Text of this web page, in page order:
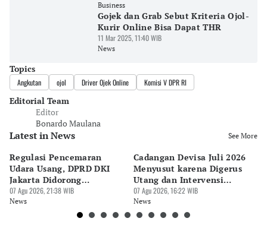
Business
Gojek dan Grab Sebut Kriteria Ojol-
Kurir Online Bisa Dapat THR
11 Mar 2025, 11:40 WIB
News
Topics
Angkutan ojol Driver Ojek Online Komisi V DPR RI
Editorial Team
Editor
Bonardo Maulana
Latest in News See More
Regulasi Pencemaran
Udara Usang, DPRD DKI
Jakarta Didorong
Prioritaskan Revisi Perda
07 Agu 2026, 21:38 WIB
News
Cadangan Devisa Juli 2026
Menyusut karena Digerus
Utang dan Intervensi
Rupiah
07 Agu 2026, 16:22 WIB
News